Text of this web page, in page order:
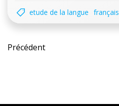
etude de la langue français
Post
Précédent